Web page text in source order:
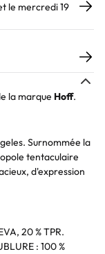
le mercredi 19
la marque Hoff.
Surnommée la
tentaculaire
d'expression
20 % TPR.
: 100 %